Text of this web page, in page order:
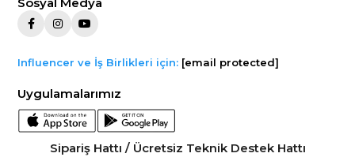
Sosyal Medya
Influencer ve İş Birlikleri için: [email protected]
Uygulamalarımız
Sipariş Hattı / Ücretsiz Teknik Destek Hattı